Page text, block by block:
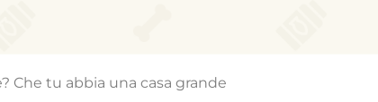
Che tu abbia una casa grande